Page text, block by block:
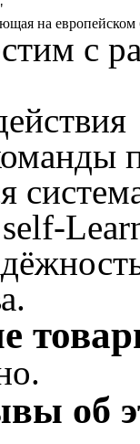
на европейском
с
об